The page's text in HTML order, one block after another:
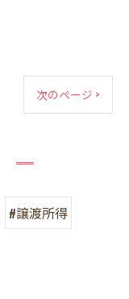
次のページ >
#譲渡所得